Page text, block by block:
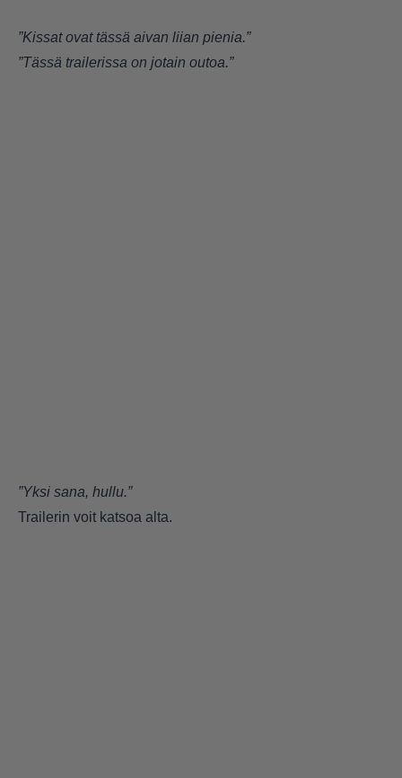
”Kissat ovat tässä aivan liian pienia.”
”Tässä trailerissa on jotain outoa.”
”Yksi sana, hullu.”
Trailerin voit katsoa alta.